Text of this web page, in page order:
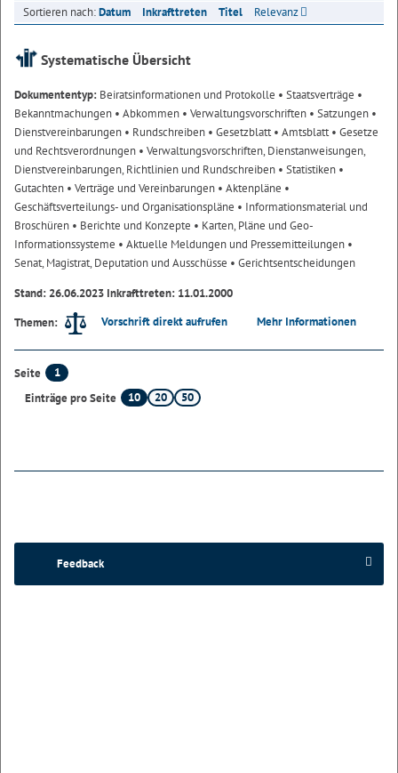
Sortieren nach:Datum Inkrafttreten Titel Relevanz
Systematische Übersicht
Dokumententyp: Beiratsinformationen und Protokolle • Staatsverträge •
Bekanntmachungen • Abkommen • Verwaltungsvorschriften • Satzungen •
Dienstvereinbarungen • Rundschreiben • Gesetzblatt• Amtsblatt• Gesetze
und Rechtsverordnungen • Verwaltungsvorschriften, Dienstanweisungen,
Dienstvereinbarungen, Richtlinien und Rundschreiben • Statistiken •
Gutachten • Verträge und Vereinbarungen • Aktenpläne •
Geschäftsverteilungs- und Organisationspläne • Informationsmaterial und
Broschüren • Berichte und Konzepte • Karten, Pläne und Geo-
Informationssysteme • Aktuelle Meldungen und Pressemitteilungen •
Senat, Magistrat, Deputation und Ausschüsse • Gerichtsentscheidungen
Stand: 26.06.2023 Inkrafttreten: 11.01.2000
Themen:
Vorschrift direkt aufrufen Mehr Informationen
Seite
1
Einträge pro Seite
10 20 50
Feedback